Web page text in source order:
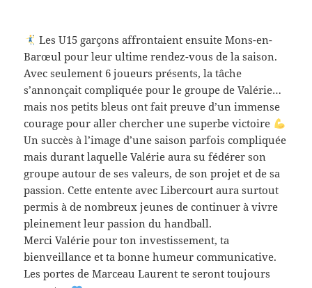
Les U15 garçons affrontaient ensuite Mons-en-
Barœul pour leur ultime rendez-vous de la saison.
Avec seulement 6 joueurs présents, la tâche
s’annonçait compliquée pour le groupe de Valérie…
mais nos petits bleus ont fait preuve d’un immense
courage pour aller chercher une superbe victoire
Un succès à l’image d’une saison parfois compliquée
mais durant laquelle Valérie aura su fédérer son
groupe autour de ses valeurs, de son projet et de sa
passion. Cette entente avec Libercourt aura surtout
permis à de nombreux jeunes de continuer à vivre
pleinement leur passion du handball.
Merci Valérie pour ton investissement, ta
bienveillance et ta bonne humeur communicative.
Les portes de Marceau Laurent te seront toujours